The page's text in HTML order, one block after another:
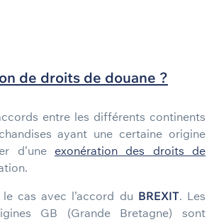
de droits de douane ?
entre les différents continents
ayant une certaine origine
d’une exonération des droits de
cas avec l’accord du BREXIT. Les
GB (Grande Bretagne) sont